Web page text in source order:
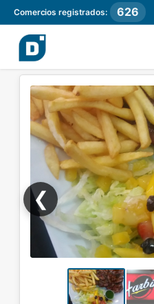
Comercios registrados: 626
❮